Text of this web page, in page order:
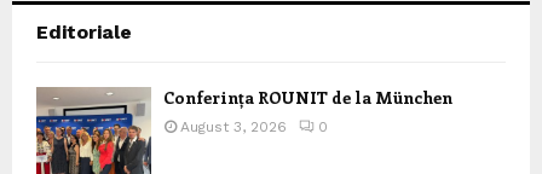
Editoriale
Conferința ROUNIT de la München
August 3, 2026 0